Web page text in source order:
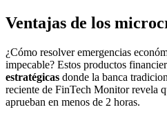
Ventajas de los
¿Cómo resolver emergencias
impecable? Estos productos
estratégicas donde la banca
reciente de FinTech Monitor revela
aprueban en menos de 2 horas.